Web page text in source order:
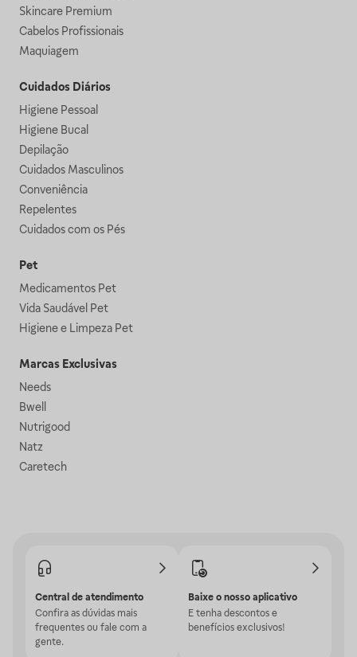
Skincare Premium
Cabelos Profissionais
Maquiagem
Cuidados Diários
Higiene Pessoal
Higiene Bucal
Depilação
Cuidados Masculinos
Conveniência
Repelentes
Cuidados com os Pés
Pet
Medicamentos Pet
Vida Saudável Pet
Higiene e Limpeza Pet
Marcas Exclusivas
Needs
Bwell
Nutrigood
Natz
Caretech
Central de atendimento
Confira as dúvidas mais
frequentes ou fale com a
gente.
Baixe o nosso aplicativo
E tenha descontos e
benefícios exclusivos!